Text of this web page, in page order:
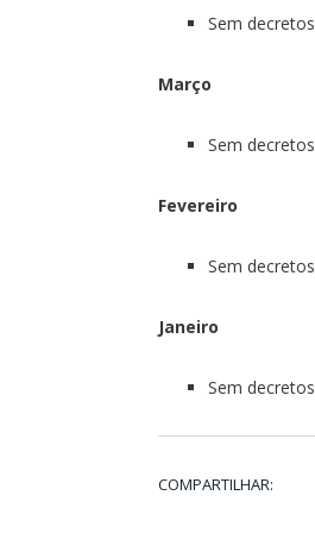
Sem decretos
Março
Sem decretos
Fevereiro
Sem decretos
Janeiro
Sem decretos
COMPARTILHAR: